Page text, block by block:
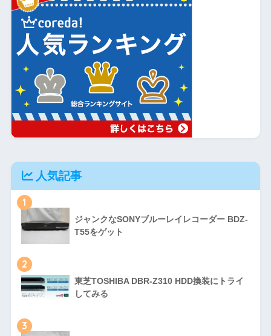
人気記事
1
ジャンクなSONYブルーレイレコーダー BDZ-
T55をゲット
2
東芝TOSHIBA DBR-Z310 HDD換装にトライ
してみる
3